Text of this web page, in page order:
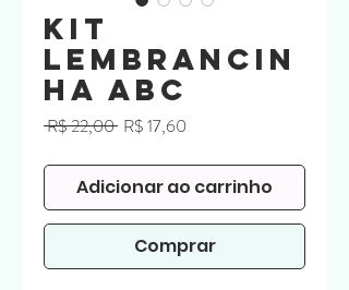
Kit
Lembrancin
ha ABC
R$ 22,00 Preço
R$ 17,60
Adicionar ao carrinho
Comprar